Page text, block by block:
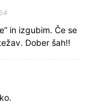
in izgubim. Če se
Dober šah!!